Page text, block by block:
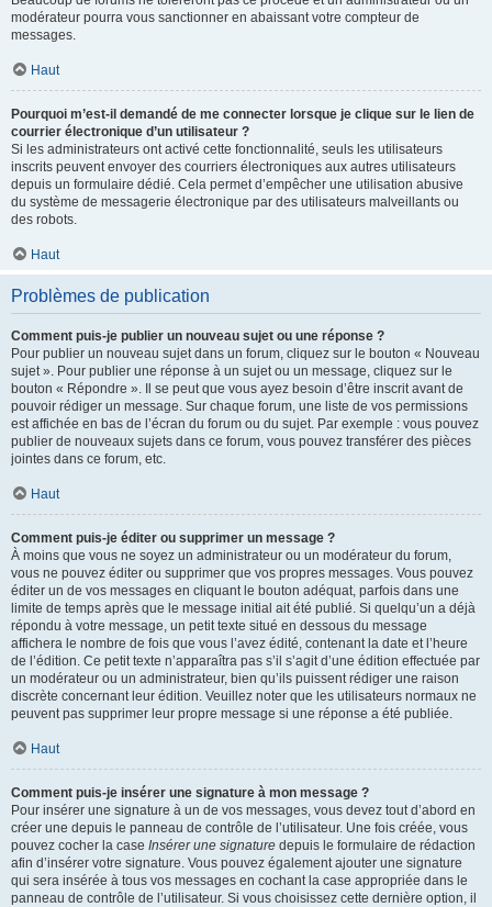
modérateur pourra vous sanctionner en abaissant votre compteur de
messages.
Haut
Pourquoi m’est-il demandé de me connecter lorsque je clique sur le lien de
courrier électronique d’un utilisateur ?
Si les administrateurs ont activé cette fonctionnalité, seuls les utilisateurs
inscrits peuvent envoyer des courriers électroniques aux autres utilisateurs
depuis un formulaire dédié. Cela permet d’empêcher une utilisation abusive
du système de messagerie électronique par des utilisateurs malveillants ou
des robots.
Haut
Problèmes de publication
Comment puis-je publier un nouveau sujet ou une réponse ?
Pour publier un nouveau sujet dans un forum, cliquez sur le bouton « Nouveau
sujet ». Pour publier une réponse à un sujet ou un message, cliquez sur le
bouton « Répondre ». Il se peut que vous ayez besoin d’être inscrit avant de
pouvoir rédiger un message. Sur chaque forum, une liste de vos permissions
est affichée en bas de l’écran du forum ou du sujet. Par exemple : vous pouvez
publier de nouveaux sujets dans ce forum, vous pouvez transférer des pièces
jointes dans ce forum, etc.
Haut
Comment puis-je éditer ou supprimer un message ?
À moins que vous ne soyez un administrateur ou un modérateur du forum,
vous ne pouvez éditer ou supprimer que vos propres messages. Vous pouvez
éditer un de vos messages en cliquant le bouton adéquat, parfois dans une
limite de temps après que le message initial ait été publié. Si quelqu’un a déjà
répondu à votre message, un petit texte situé en dessous du message
affichera le nombre de fois que vous l’avez édité, contenant la date et l’heure
de l’édition. Ce petit texte n’apparaîtra pas s’il s’agit d’une édition effectuée par
un modérateur ou un administrateur, bien qu’ils puissent rédiger une raison
discrète concernant leur édition. Veuillez noter que les utilisateurs normaux ne
peuvent pas supprimer leur propre message si une réponse a été publiée.
Haut
Comment puis-je insérer une signature à mon message ?
Pour insérer une signature à un de vos messages, vous devez tout d’abord en
créer une depuis le panneau de contrôle de l’utilisateur. Une fois créée, vous
pouvez cocher la case Insérer une signature depuis le formulaire de rédaction
afin d’insérer votre signature. Vous pouvez également ajouter une signature
qui sera insérée à tous vos messages en cochant la case appropriée dans le
panneau de contrôle de l’utilisateur. Si vous choisissez cette dernière option, il